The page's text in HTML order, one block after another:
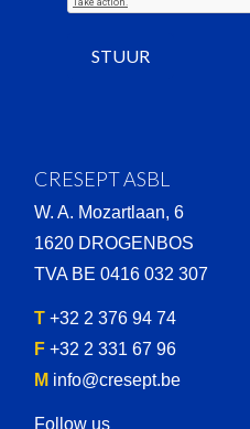
STUUR
CRESEPT ASBL
W. A. Mozartlaan, 6
1620 DROGENBOS
TVA BE 0416 032 307
T +32 2 376 94 74
F +32 2 331 67 96
M info@cresept.be
Follow us